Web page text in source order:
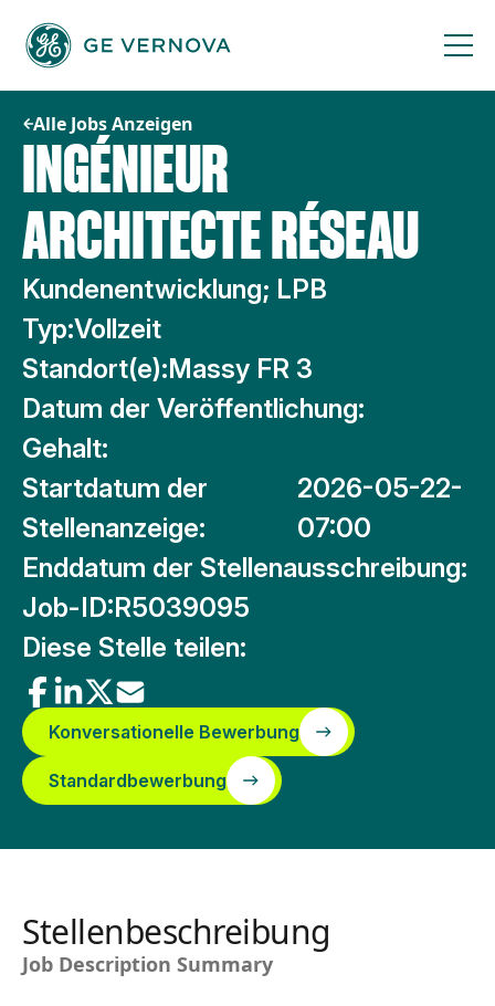
Inhalt
springen
Alle Jobs Anzeigen
INGÉNIEUR
ARCHITECTE RÉSEAU
Kundenentwicklung; LPB
Typ:Vollzeit
Standort(e):Massy FR 3
Datum der Veröffentlichung:
Gehalt:
Startdatum der
Stellenanzeige:
2026-05-22-
07:00
Enddatum der Stellenausschreibung:
Job-ID:R5039095
Diese Stelle teilen:
Konversationelle Bewerbung
Standardbewerbung
Stellenbeschreibung
Job Description Summary